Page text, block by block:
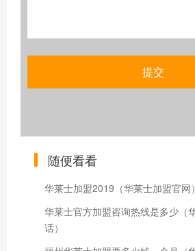
随便看看
华莱士加盟2019（华莱士加盟官网）
华莱士官方加盟咨询热线是多少（
话）